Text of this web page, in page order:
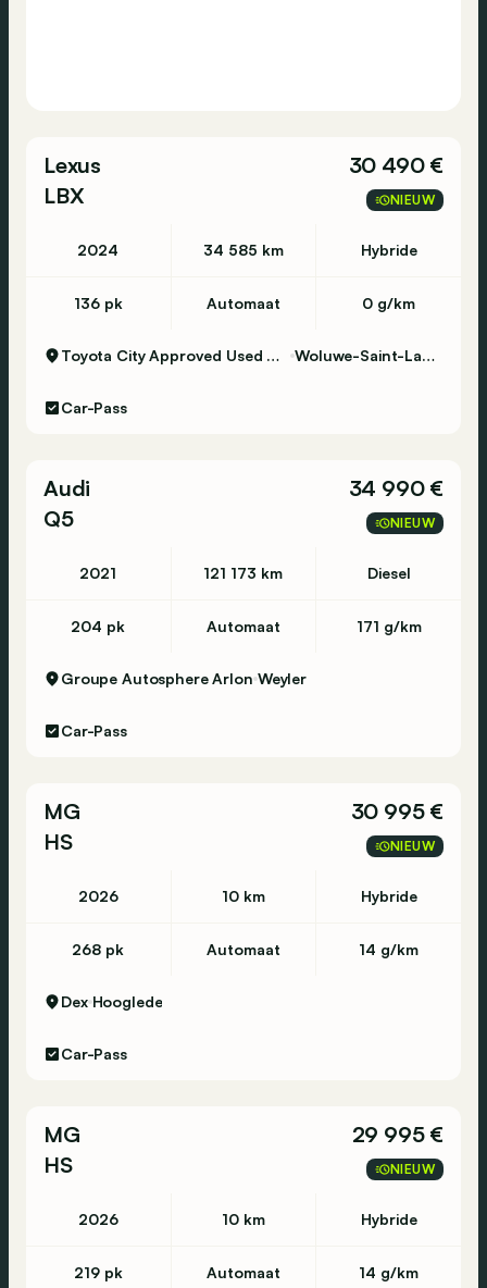
Lexus
LBX
30 490 €
NIEUW
2024 34 585 km Hybride
136 pk Automaat 0 g/km
Toyota City Approved Used Woluwe Woluwe-Saint-Lambert
Car-Pass
Audi
Q5
34 990 €
NIEUW
2021 121 173 km Diesel
204 pk Automaat 171 g/km
Groupe Autosphere Arlon Weyler
Car-Pass
MG
HS
30 995 €
NIEUW
2026 10 km Hybride
268 pk Automaat 14 g/km
Dex Hooglede
Car-Pass
MG
HS
29 995 €
NIEUW
2026 10 km Hybride
219 pk Automaat 14 g/km